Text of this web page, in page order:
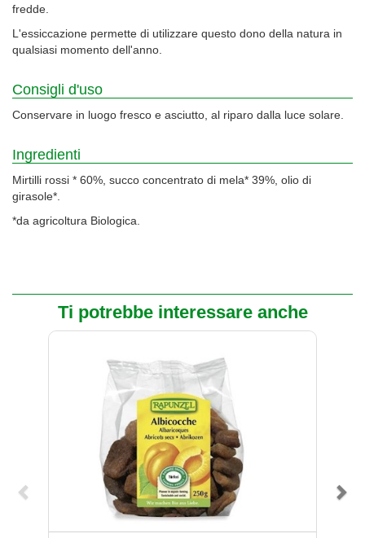
fredde.
L'essiccazione permette di utilizzare questo dono della natura in
qualsiasi momento dell'anno.
Consigli d'uso
Conservare in luogo fresco e asciutto, al riparo dalla luce solare.
Ingredienti
Mirtilli rossi * 60%, succo concentrato di mela* 39%, olio di
girasole*.
*da agricoltura Biologica.
Ti potrebbe interessare anche